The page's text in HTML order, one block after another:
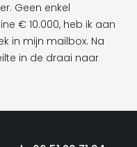
Geen enkel
€ 10.000, heb ik aan
in mijn mailbox. Na
in de draai naar